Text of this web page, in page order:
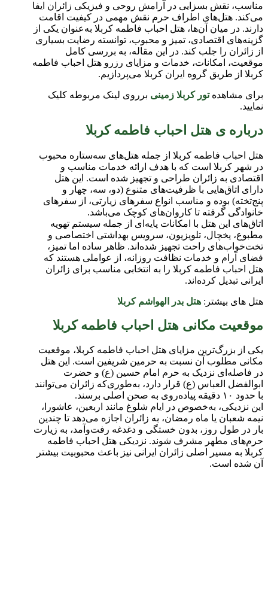
مناسب، نقش بسزایی در آرامش روحی و فیزیکی زائران ایفا
می‌کند. هتل‌های اطراف حرم نقش مهمی در کیفیت اقامت
دارند. در میان آن‌ها، هتل احباب فاطمه کربلا به‌عنوان یکی از
گزینه‌های اقتصادی، تمیز و محبوب، توانسته رضایت بسیاری
از زائران را جلب کند. در این مقاله، به بررسی کامل
موقعیت، امکانات، خدمات و مزایای رزرو هتل احباب فاطمه
کربلا از طریق گروه ایران کربلا می‌پردازیم.
برای مشاهدهتور کربلا زمینی برروی لینک مربوطه کلیک
نمایید.
درباره ی هتل احباب فاطمه کربلا
هتل احباب فاطمه کربلا از جمله هتل‌های سه‌ستاره محبوب
در شهر کربلا است که با هدف ارائه خدمات مناسب و
اقتصادی به زائران طراحی و تجهیز شده است. این هتل
دارای اتاق‌هایی با ظرفیت‌های متنوع (دو، سه، چهار و
پنج‌تخته) بوده و مناسب انواع سفرهای زیارتی، از سفرهای
خانوادگی گرفته تا کاروان‌های کوچک می‌باشد.
اتاق‌های این هتل با امکانات پایه‌ای از جمله سیستم تهویه
مطبوع، یخچال، تلویزیون، سرویس بهداشتی اختصاصی و
تخت‌خواب‌های راحت تجهیز شده‌اند. ظاهر ساده اما تمیز،
فضای آرام و خدمات نظافت روزانه، از عواملی هستند که
هتل احباب فاطمه کربلا را به انتخابی مناسب برای زائران
ایرانی تبدیل کرده‌اند.
هتل های بیشتر: هتل بدر الهواشم کربلا
موقعیت مکانی هتل احباب فاطمه کربلا
یکی از بزرگ‌ترین مزایای هتل احباب فاطمه کربلا، موقعیت
مکانی مطلوب آن نسبت به حرمین شریفین است. این هتل
در فاصله‌ای نزدیک به حرم امام حسین (ع) و حضرت
ابوالفضل العباس (ع) قرار دارد، به‌طوری‌که زائران می‌توانند
با حدود ۱۰ دقیقه پیاده‌روی به صحن اصلی برسند.
این نزدیکی، به‌خصوص در ایام شلوغ مانند اربعین، عاشورا،
نیمه شعبان یا ماه رمضان، به زائران اجازه می‌دهد تا چندین
بار در طول روز، بدون خستگی و دغدغه رفت‌وآمد، به زیارت
حرم‌های مطهر مشرف شوند. نزدیکی هتل احباب فاطمه
کربلا به مسیر اصلی زائران ایرانی نیز باعث محبوبیت بیشتر
آن شده است.